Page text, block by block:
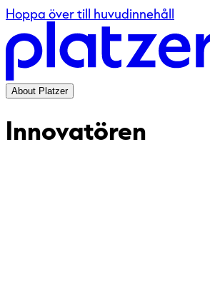
Hoppa över till huvudinnehåll
About Platzer
Innovatören